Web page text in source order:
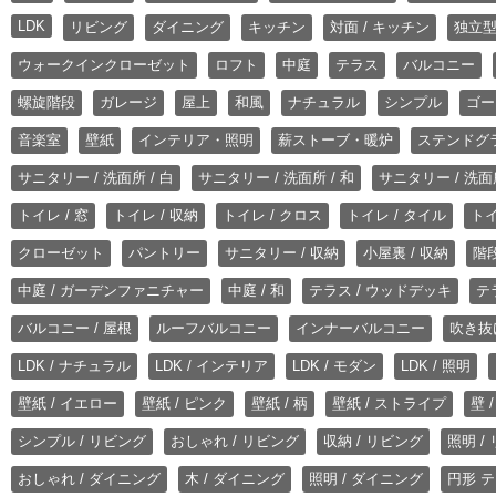
LDK リビング ダイニング キッチン 対面 / キッチン 独立
ウォークインクローゼット ロフト 中庭 テラス バルコニー
螺旋階段 ガレージ 屋上 和風 ナチュラル シンプル ゴ
音楽室 壁紙 インテリア・照明 薪ストーブ・暖炉 ステンドグ
サニタリー / 洗面所 / 白 サニタリー / 洗面所 / 和 サニタリー / 洗
トイレ / 窓 トイレ / 収納 トイレ / クロス トイレ / タイル ト
クローゼット パントリー サニタリー / 収納 小屋裏 / 収納 階
中庭 / ガーデンファニチャー 中庭 / 和 テラス / ウッドデッキ テ
バルコニー / 屋根 ルーフバルコニー インナーバルコニー 吹き
LDK / ナチュラル LDK / インテリア LDK / モダン LDK / 照明
壁紙 / イエロー 壁紙 / ピンク 壁紙 / 柄 壁紙 / ストライプ 壁
シンプル / リビング おしゃれ / リビング 収納 / リビング 照明 /
おしゃれ / ダイニング 木 / ダイニング 照明 / ダイニング 円形